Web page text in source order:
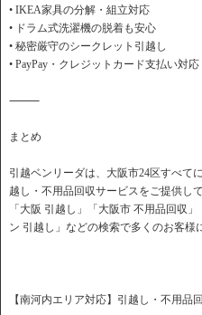
• IKEA家具の分解・組立対応
• ドラム式洗濯機の脱着も安心
• 秘密厳守のシークレット引越し
• PayPay・クレジットカード支払い対応
⸻
まとめ
引越ベンリーダは、大阪市24区すべて
越し・不用品回収サービスをご提供して
「大阪 引越し」「大阪市 不用品回収
ン 引越し」などの検索で多くのお客様
【南河内エリア対応】引越し・不用品